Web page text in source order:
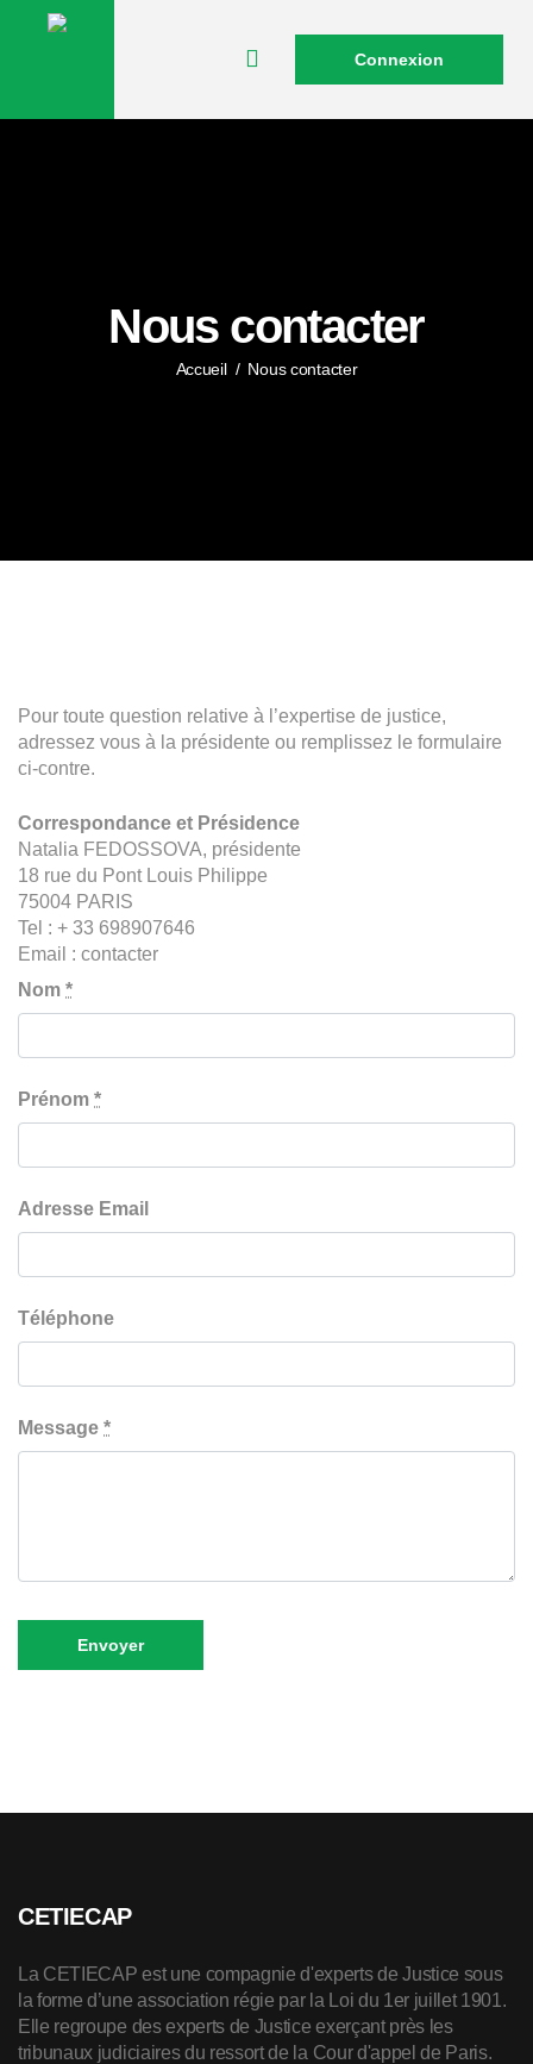
Connexion
Nous contacter
Accueil / Nous contacter
Pour toute question relative à l’expertise de justice,
adressez vous à la présidente ou remplissez le formulaire
ci-contre.
Correspondance et Présidence
Natalia FEDOSSOVA, présidente
18 rue du Pont Louis Philippe
75004 PARIS
Tel : + 33 698907646
Email : contacter
Nom *
Prénom *
Adresse Email
Téléphone
Message *
Envoyer
CETIECAP
La CETIECAP est une compagnie d'experts de Justice sous
la forme d’une association régie par la Loi du 1er juillet 1901.
Elle regroupe des experts de Justice exerçant près les
tribunaux judiciaires du ressort de la Cour d'appel de Paris.